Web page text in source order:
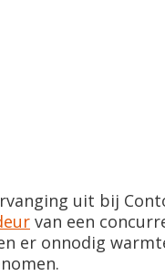
uit bij
van een
onnodig